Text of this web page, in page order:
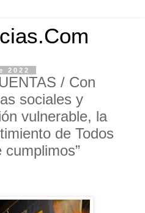
2022
/ Con
sociales y
vulnerable, la
de Todos
cumplimos”